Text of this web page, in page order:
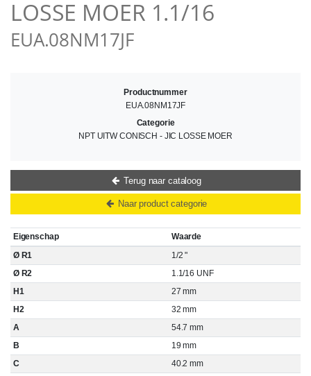
LOSSE MOER 1.1/16
EUA.08NM17JF
Eigenschap
Waarde
Ø R1
1/2 "
Ø R2
1.1/16 UNF
H1
27 mm
H2
32 mm
A
54.7 mm
B
19 mm
C
40.2 mm
Productnummer
EUA.08NM17JF
Categorie
NPT UITW CONISCH - JIC LOSSE MOER
Terug naar cataloog
Naar product categorie